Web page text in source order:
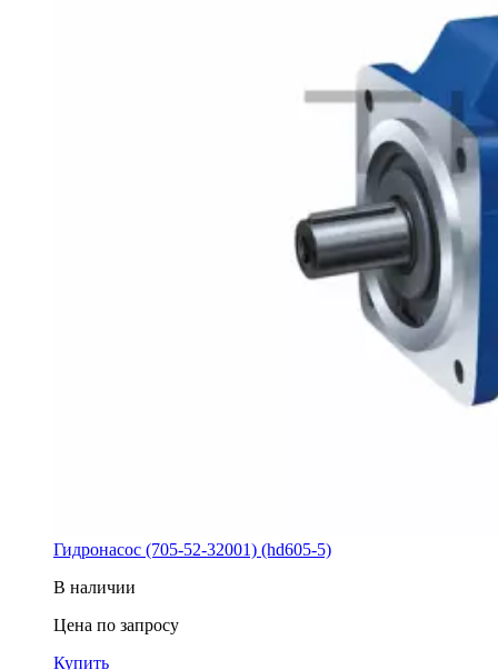
Гидронасос (705-52-32001) (hd605-5)
В наличии
Цена по запросу
Купить